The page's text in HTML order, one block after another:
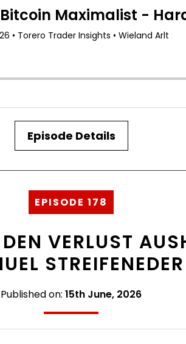
Episode Details
EPISODE 178
VERLUST
STREIFENEDER
Published on: 15th June, 2026